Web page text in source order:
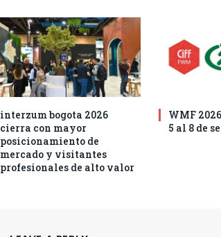
interzum bogota 2026
cierra con mayor
posicionamiento de
mercado y visitantes
profesionales de alto valor
WMF
5 al 8 de